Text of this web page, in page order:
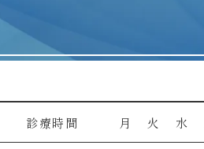
診療時間 月 火 水